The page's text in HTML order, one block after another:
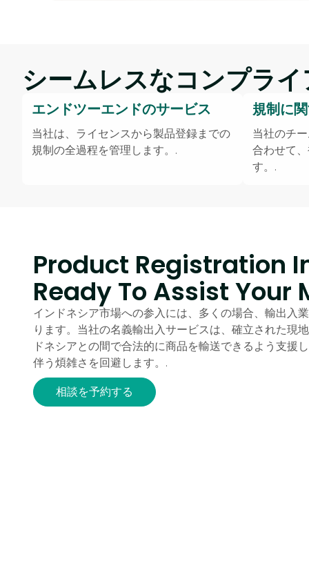
シームレスなコンプラ
エンドツーエンドのサービス
当社は、ライセンスから製品登録までの
規制の全過程を管理します。.
規制に
当社のチ
合わせて
す。.
Product Registration
Ready To Assist Your
インドネシア市場への参入には、多くの場合、輸出入
ります。当社の名義輸出入サービスは、確立された現
ドネシアとの間で合法的に商品を輸送できるよう支援
伴う煩雑さを回避します。.
相談を予約する